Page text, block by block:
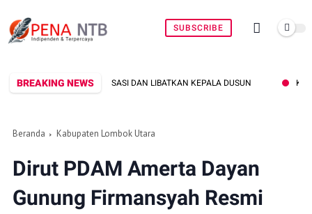
SUBSCRIBE
BREAKING NEWS
DAN LIBATKAN KEPALA DUSUN KETUA KOMISI III DPR
Beranda Kabupaten Lombok Utara
Dirut PDAM Amerta Dayan
Gunung Firmansyah Resmi